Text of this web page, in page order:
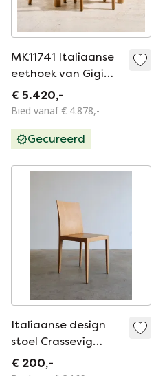
MK11741 Italiaanse
eethoek van Gigi
Sabadin voor
Crassevig, set van 5
€ 5.420,-
Bied vanaf € 4.878,-
Gecureerd
Italiaanse design
stoel Crassevig
Anna
€ 200,-